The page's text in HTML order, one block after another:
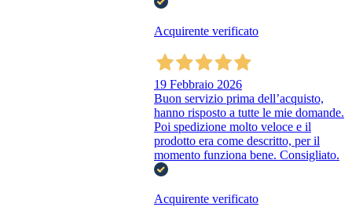
Acquirente verificato
19 Febbraio 2026
Buon servizio prima dell’acquisto,
hanno risposto a tutte le mie domande.
Poi spedizione molto veloce e il
prodotto era come descritto, per il
momento funziona bene. Consigliato.
Acquirente verificato